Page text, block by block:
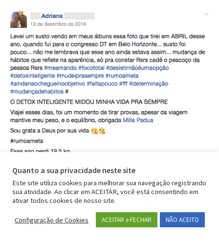
Agora é com você!
Agora está em suas mãos a decisão de entrar numa
nova fase em sua vida e alcançar definitivamente um
Quanto a sua privacidade neste site
Este site utiliza cookies para melhorar sua navegação registrando
sua atividade. Ao clicar em ACEITAR, você está consentindo em
ativar todos cookies de nosso site.
Configuração de Cookies ACEITAR e FECHAR NÃO ACEITO